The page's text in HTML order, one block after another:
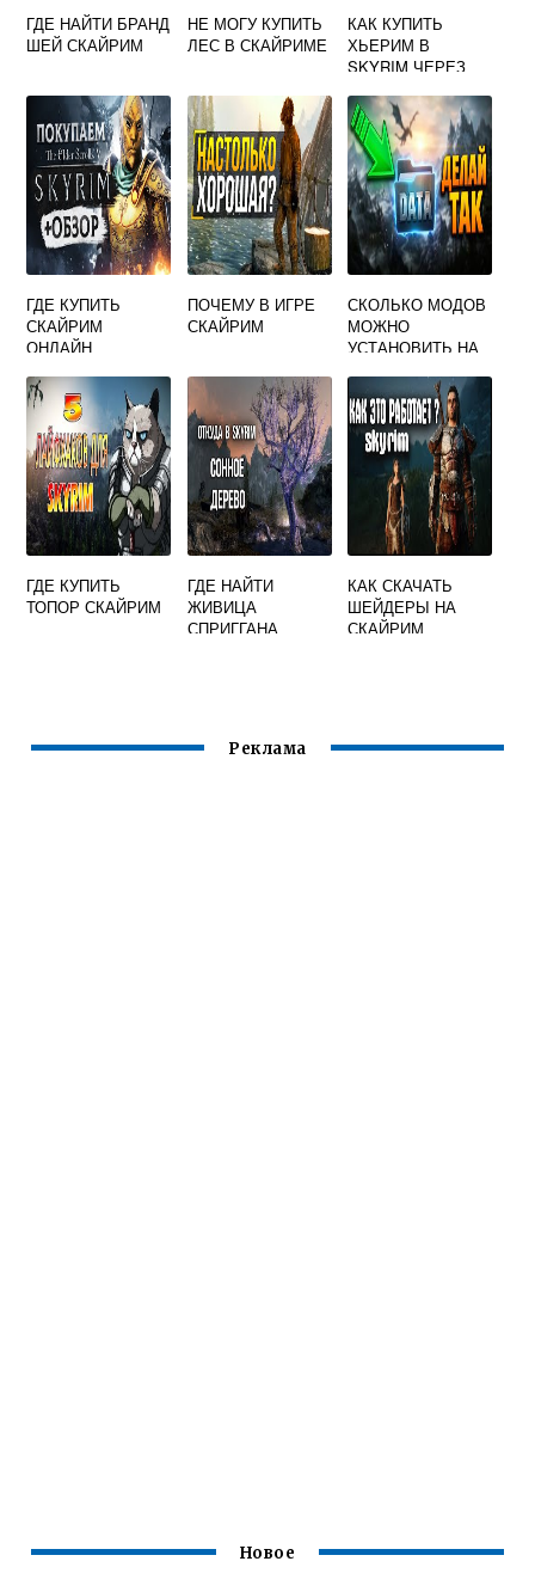
ГДЕ НАЙТИ БРАНД
ШЕЙ СКАЙРИМ
НЕ МОГУ КУПИТЬ
ЛЕС В СКАЙРИМЕ
КАК КУПИТЬ
ХЬЕРИМ В
SKYRIM ЧЕРЕЗ
ГДЕ КУПИТЬ
СКАЙРИМ
ОНЛАЙН
ПОЧЕМУ В ИГРЕ
СКАЙРИМ
СКОЛЬКО МОДОВ
МОЖНО
УСТАНОВИТЬ НА
ГДЕ КУПИТЬ
ТОПОР СКАЙРИМ
ГДЕ НАЙТИ
ЖИВИЦА
СПРИГГАНА
КАК СКАЧАТЬ
ШЕЙДЕРЫ НА
СКАЙРИМ
Реклама
Новое